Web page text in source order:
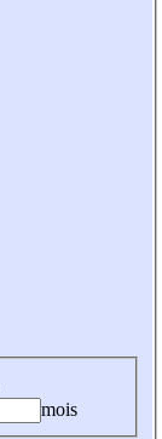
mois